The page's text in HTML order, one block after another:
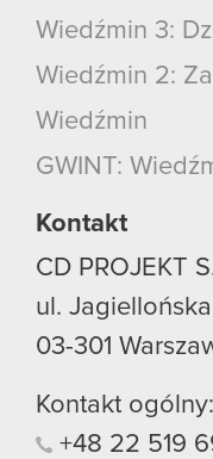
Wiedźmin 3:
Wiedźmin 2:
Wiedźmin
GWINT:
Kontakt
CD PROJEKT
ul.
03-301
Kontakt ogólny:
+48 22 519